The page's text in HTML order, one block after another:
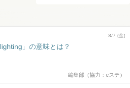
8/7 (金)
」の意味とは？
編集部（協力：eステ）